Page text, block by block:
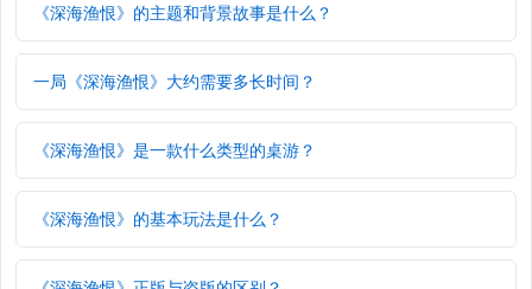
《深海渔恨》的主题和背景故事是什么？
一局《深海渔恨》大约需要多长时间？
《深海渔恨》是一款什么类型的桌游？
《深海渔恨》的基本玩法是什么？